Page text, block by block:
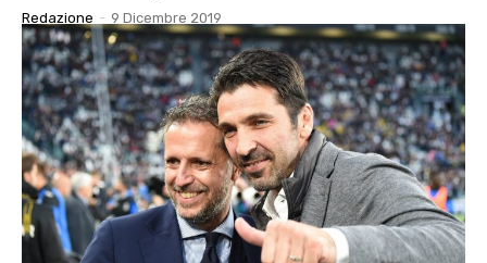
Redazione - 9 Dicembre 2019